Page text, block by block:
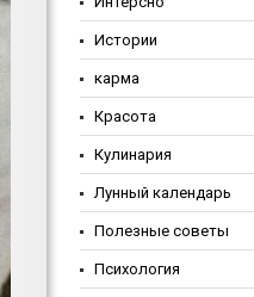
Истории
карма
Красота
Кулинария
Лунный календарь
Полезные советы
Психология